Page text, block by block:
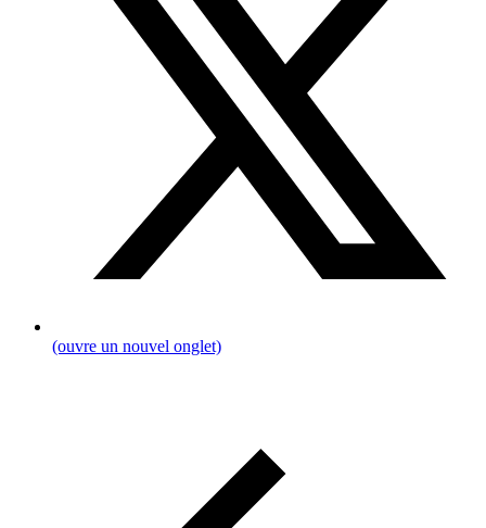
(ouvre un nouvel onglet)